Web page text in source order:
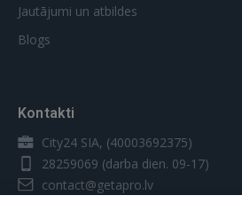
Jautājumi un atbildes
Blogs
Kontakti
City24 SIA, (40003692375)
28259069 (darba dien. 09-17)
contact@getapro.lv